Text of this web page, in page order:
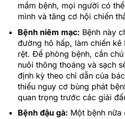
mầm bệnh, mọi người có
mình và tăng cơ hội chiến
Bệnh niêm mạc: Bệnh này
đường hô hấp, làm chiến
rệt. Để phòng bệnh, cần
nuôi thông thoáng và sạch
định kỳ theo chỉ dẫn của
thiểu nguy cơ bùng phát
quan trọng trước các giải
Bệnh đậu gà: Một bệnh nữa